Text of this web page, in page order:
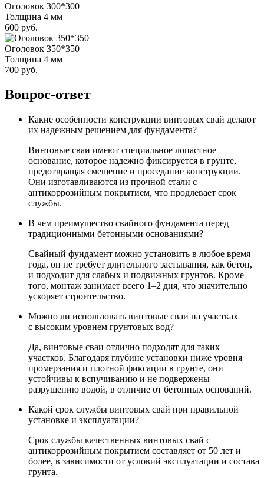
Оголовок 300*300
Толщина 4 мм
600 руб.
Оголовок 350*350
Толщина 4 мм
700 руб.
Вопрос-ответ
Какие особенности конструкции винтовых свай делают
их надежным решением для фундамента?
Винтовые сваи имеют специальное лопастное
основание, которое надежно фиксируется в грунте,
предотвращая смещение и проседание конструкции.
Они изготавливаются из прочной стали с
антикоррозийным покрытием, что продлевает срок
службы.
В чем преимущество свайного фундамента перед
традиционными бетонными основаниями?
Свайный фундамент можно установить в любое время
года, он не требует длительного застывания, как бетон,
и подходит для слабых и подвижных грунтов. Кроме
того, монтаж занимает всего 1–2 дня, что значительно
ускоряет строительство.
Можно ли использовать винтовые сваи на участках
с высоким уровнем грунтовых вод?
Да, винтовые сваи отлично подходят для таких
участков. Благодаря глубине установки ниже уровня
промерзания и плотной фиксации в грунте, они
устойчивы к вспучиванию и не подвержены
разрушению водой, в отличие от бетонных оснований.
Какой срок службы винтовых свай при правильной
установке и эксплуатации?
Срок службы качественных винтовых свай с
антикоррозийным покрытием составляет от 50 лет и
более, в зависимости от условий эксплуатации и состава
грунта.